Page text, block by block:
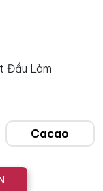
Đầu Làm
Cacao